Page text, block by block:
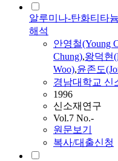
알루미나-탄화티타
해석
안영철(Young
Chung),왕덕현
Woo),윤존도
경남대학교 신
1996
신소재연구
Vol.7 No.-
원문보기
복사/대출신청